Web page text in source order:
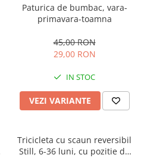
Paturica de bumbac, vara-
primavara-toamna
45,00 RON
29,00 RON
IN STOC
VEZI VARIANTE
Tricicleta cu scaun reversibil
Still, 6-36 luni, cu pozitie de